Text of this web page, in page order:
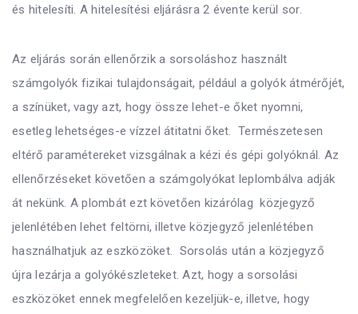
és hitelesíti. A hitelesítési eljárásra 2 évente kerül sor.
Az eljárás során ellenőrzik a sorsoláshoz használt
számgolyók fizikai tulajdonságait, például a golyók átmérőjét,
a színüket, vagy azt, hogy össze lehet-e őket nyomni,
esetleg lehetséges-e vízzel átitatni őket. Természetesen
eltérő paramétereket vizsgálnak a kézi és gépi golyóknál. Az
ellenőrzéseket követően a számgolyókat leplombálva adják
át nekünk. A plombát ezt követően kizárólag közjegyző
jelenlétében lehet feltörni, illetve közjegyző jelenlétében
használhatjuk az eszközöket. Sorsolás után a közjegyző
újra lezárja a golyókészleteket. Azt, hogy a sorsolási
eszközöket ennek megfelelően kezeljük-e, illetve, hogy